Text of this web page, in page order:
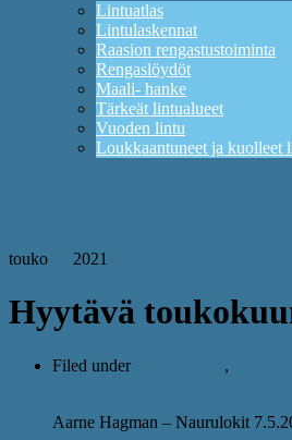
Lintuatlas
Lintulaskennat
Raasion rengastustoiminta
Rengaslöydöt
Maali- hanke
Tärkeät lintualueet
Vuoden lintu
Loukkaantuneet ja kuolleet
touko
2021
Hyytävä
Filed under ,
Aarne Hagman – Naurulokit